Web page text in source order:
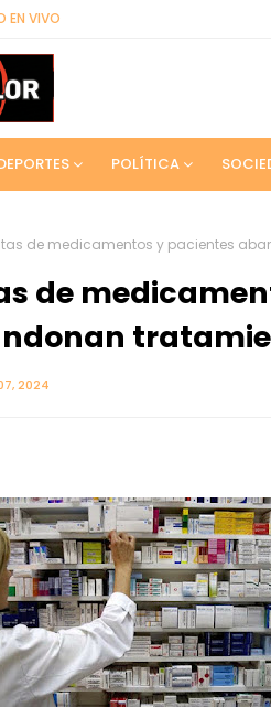
EN VIVO
POLÍTICA
de medicamentos y pacientes
de
2024